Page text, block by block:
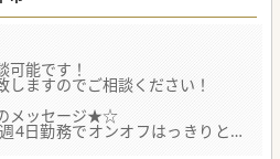
能です！
ますのでご相談ください！
メッセージ★☆
4日勤務でオンオフはっきりとし